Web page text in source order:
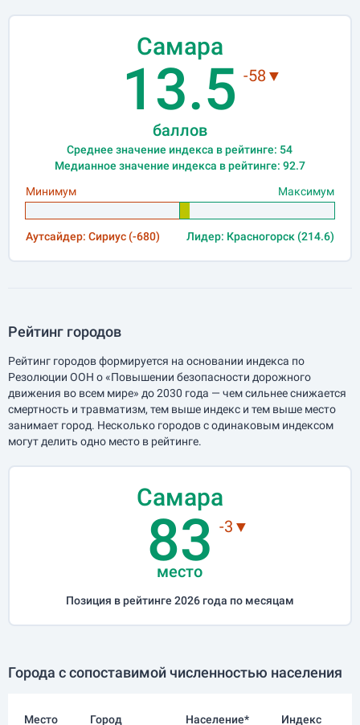
Самара
13.5
баллов
-58▼
Среднее значение индекса в рейтинге: 54
Медианное значение индекса в рейтинге: 92.7
Минимум
Максимум
Аутсайдер: Сириус (-680) Лидер: Красногорск (214.6)
Рейтинг городов
Рейтинг городов формируется на основании индекса по
Резолюции ООН о «Повышении безопасности дорожного
движения во всем мире» до 2030 года — чем сильнее снижается
смертность и травматизм, тем выше индекс и тем выше место
занимает город. Несколько городов с одинаковым индексом
могут делить одно место в рейтинге.
Самара
83
место
-3▼
Позиция в рейтинге 2026 года по месяцам
Города с сопоставимой численностью населения
Место Город Население* Индекс